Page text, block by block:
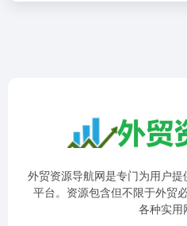
外贸资源导航网是专门为用户
平台。资源包含但不限于外贸
各种实用